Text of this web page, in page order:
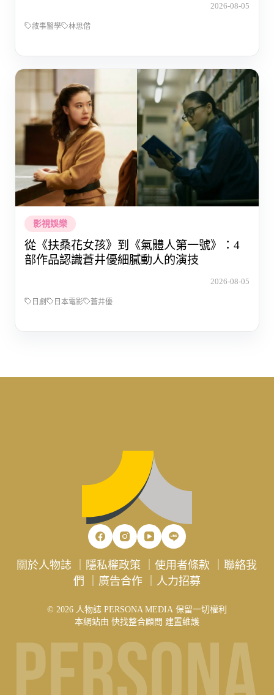
2026-08-05
敘事醫學 林思偕
影視娛樂
從《扶桑花女孩》到《氣體人第一號》：4
部作品認識蒼井優細膩動人的演技
2026-08-05
日劇 日本電影 蒼井優
關於人物誌 隱私權政策 ｜使用者條款 ｜聯絡我
們
廣告合作｜ 人力招募
© 2026 人物誌 PERSONA MEDIA 保留一切權利
本網站由 快找整合顧問 建置維護